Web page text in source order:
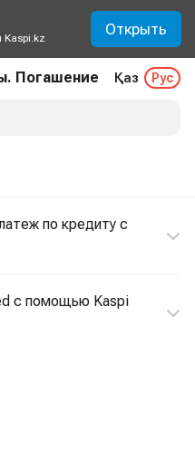
Kaspi.kz Открыть
Погашение Қаз Рус
по кредиту с
с помощью Kaspi